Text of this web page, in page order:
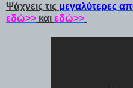
Ψάχνεις τις μεγαλύτερες
εδώ>> και εδώ>>